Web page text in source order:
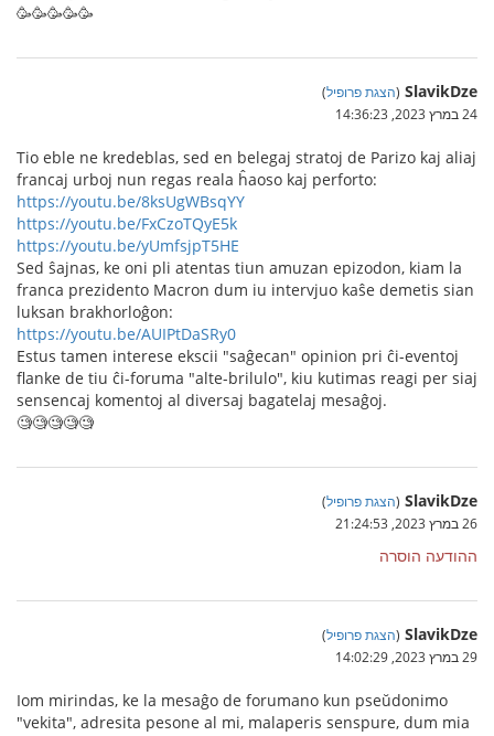
🥳🥳🥳🥳🥳
SlavikDze
(הצגת פרופיל)
24 במרץ 2023, 14:36:23
Tio eble ne kredeblas, sed en belegaj stratoj de Parizo kaj aliaj
francaj urboj nun regas reala ĥaoso kaj perforto:
https://youtu.be/8ksUgWBsqYY
https://youtu.be/FxCzoTQyE5k
https://youtu.be/yUmfsjpT5HE
Sed ŝajnas, ke oni pli atentas tiun amuzan epizodon, kiam la
franca prezidento Macron dum iu intervjuo kaŝe demetis sian
luksan brakhorloĝon:
https://youtu.be/AUIPtDaSRy0
Estus tamen interese ekscii "saĝecan" opinion pri ĉi-eventoj
flanke de tiu ĉi-foruma "alte-brilulo", kiu kutimas reagi per siaj
sensencaj komentoj al diversaj bagatelaj mesaĝoj.
🧐🧐🧐🧐🧐
SlavikDze
(הצגת פרופיל)
26 במרץ 2023, 21:24:53
ההודעה הוסרה
SlavikDze
(הצגת פרופיל)
29 במרץ 2023, 14:02:29
Iom mirindas, ke la mesaĝo de forumano kun pseŭdonimo
"vekita", adresita pesone al mi, malaperis senspure, dum mia